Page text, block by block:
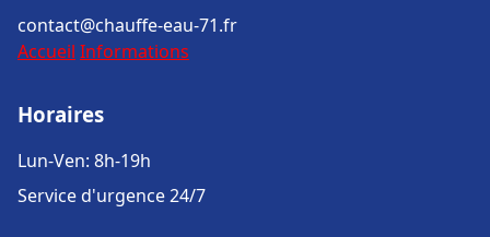
contact@chauffe-eau-71.fr
Accueil Informations
Horaires
Lun-Ven: 8h-19h
Service d'urgence 24/7